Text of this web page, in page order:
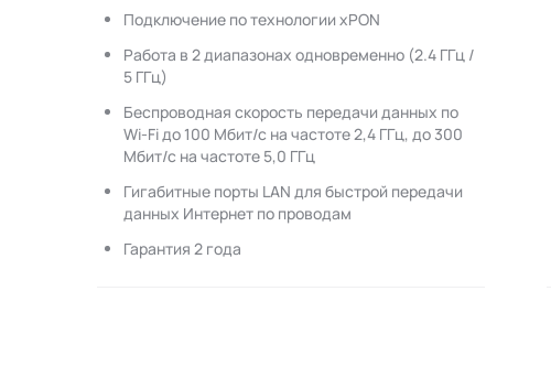
Подключение по технологии xPON
Работа в 2 диапазонах одновременно (2.4 ГГц /
5 ГГц)
Беспроводная скорость передачи данных по
Wi-Fi до 100 Мбит/с на частоте 2,4 ГГц, до 300
Мбит/с на частоте 5,0 ГГц
Гигабитные порты LAN для быстрой передачи
данных Интернет по проводам
Гарантия 2 года